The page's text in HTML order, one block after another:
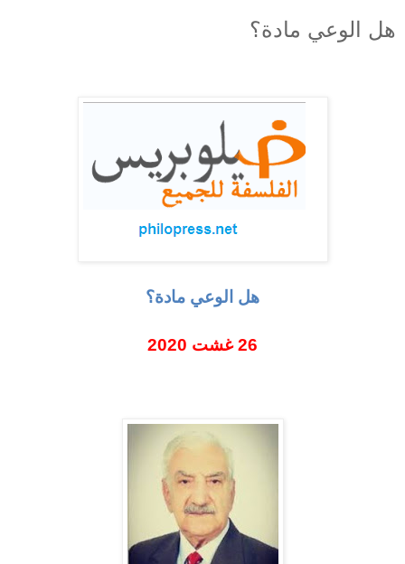
هل الوعي مادة؟
هل الوعي مادة؟
26 غشت 2020